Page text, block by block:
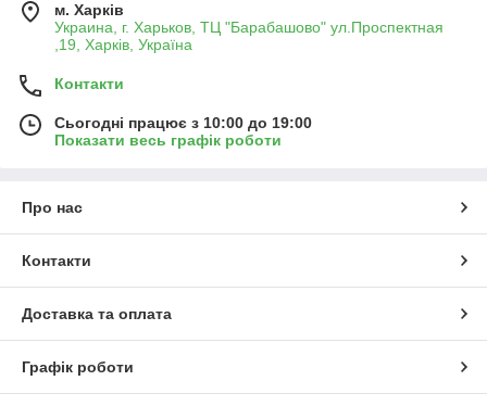
м. Харків
Украина, г. Харьков, ТЦ "Барабашово" ул.Проспектная
,19, Харків, Україна
Контакти
Сьогодні працює з 10:00 до 19:00
Показати весь графік роботи
Про нас
Контакти
Доставка та оплата
Графік роботи